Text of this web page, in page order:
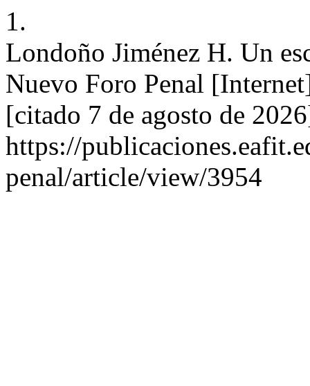
1.
Londoño Jiménez H. Un
Nuevo Foro Penal
[citado 7 de agosto de
https://
penal/article/view/3954